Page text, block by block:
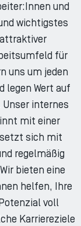
und
wichtigstes
für
uns um jeden
legen Wert auf
internes
mit einer
sich mit
regelmäßig
bieten eine
helfen, Ihre
voll
Karriereziele